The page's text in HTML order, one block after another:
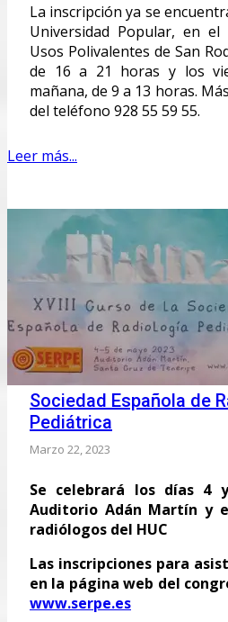
La inscripción ya se
Universidad Popular, en el
Usos Polivalentes de San
de 16 a 21 horas y los
mañana, de 9 a 13 horas.
del teléfono 928 55 59 55.
Leer más...
Sociedad Española de
Pediátrica
Marzo 22, 2023
Se celebrará los días 4
Auditorio Adán Martín y
radiólogos del HUC
Las inscripciones para
en la página web del
www.serpe.es